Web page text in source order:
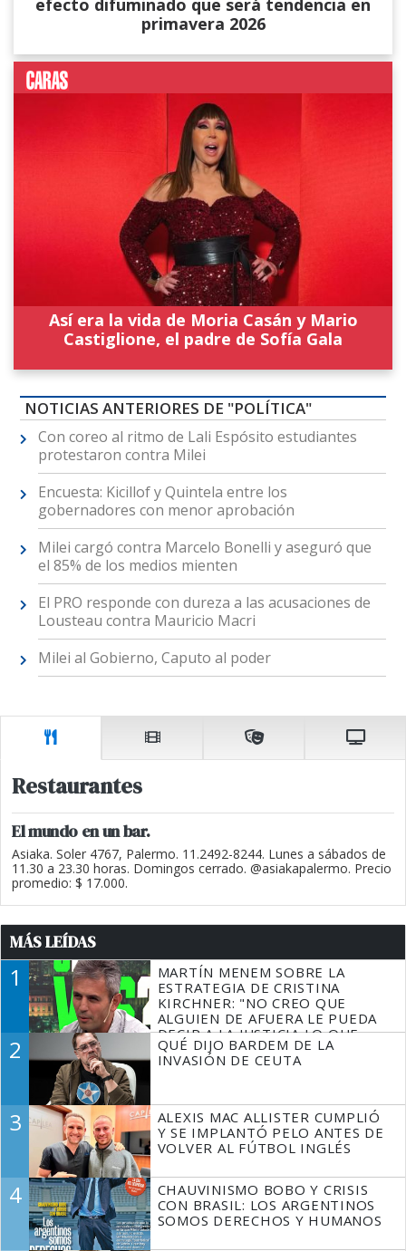
primavera 2026
Así era la vida de Moria Casán y Mario
Castiglione, el padre de Sofía Gala
NOTICIAS ANTERIORES DE "POLÍTICA"
Con coreo al ritmo de Lali Espósito estudiantes
protestaron contra Milei
Encuesta: Kicillof y Quintela entre los
gobernadores con menor aprobación
Milei cargó contra Marcelo Bonelli y aseguró que
el 85% de los medios mienten
El PRO responde con dureza a las acusaciones de
Lousteau contra Mauricio Macri
Milei al Gobierno, Caputo al poder
Restaurantes
El mundo en un bar.
Asiaka. Soler 4767, Palermo. 11.2492-8244. Lunes a sábados de
11.30 a 23.30 horas. Domingos cerrado. @asiakapalermo. Precio
promedio: $ 17.000.
MÁS LEÍDAS
1
MARTÍN MENEM SOBRE LA
ESTRATEGIA DE CRISTINA
KIRCHNER: "NO CREO QUE
ALGUIEN DE AFUERA LE PUEDA
DECIR A LA JUSTICIA LO QUE
TIENE QUE HACER"
2
QUÉ DIJO BARDEM DE LA
INVASIÓN DE CEUTA
3
ALEXIS MAC ALLISTER CUMPLIÓ
Y SE IMPLANTÓ PELO ANTES DE
VOLVER AL FÚTBOL INGLÉS
4
CHAUVINISMO BOBO Y CRISIS
CON BRASIL: LOS ARGENTINOS
SOMOS DERECHOS Y HUMANOS